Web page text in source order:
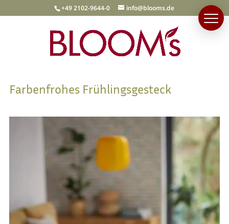
+49 2102-9644-0 info@blooms.de
Farbenfrohes Frühlingsgesteck